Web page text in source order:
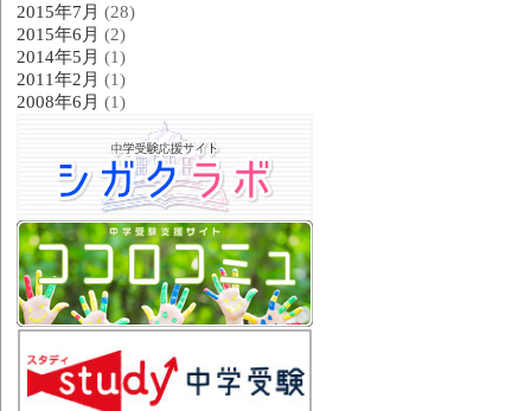
2015年7月 (28)
2015年6月 (2)
2014年5月 (1)
2011年2月 (1)
2008年6月 (1)